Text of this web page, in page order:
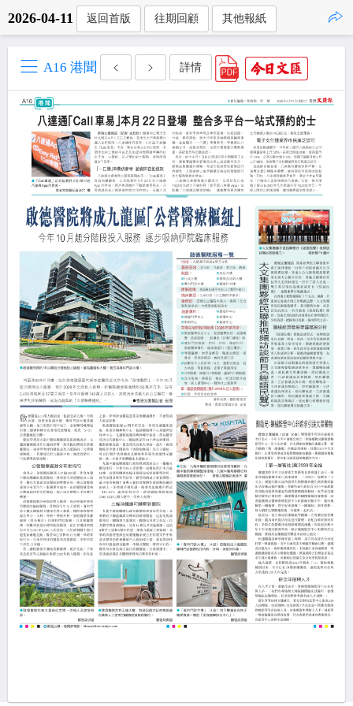
2026-04-11 返回首版 往期回顧 其他報紙
A16 港聞 詳情